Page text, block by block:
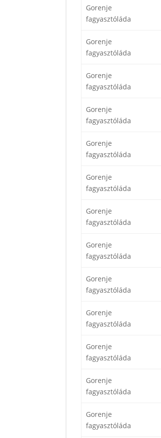
Gorenje
fagyasztóláda
Gorenje
fagyasztóláda
Gorenje
fagyasztóláda
Gorenje
fagyasztóláda
Gorenje
fagyasztóláda
Gorenje
fagyasztóláda
Gorenje
fagyasztóláda
Gorenje
fagyasztóláda
Gorenje
fagyasztóláda
Gorenje
fagyasztóláda
Gorenje
fagyasztóláda
Gorenje
fagyasztóláda
Gorenje
fagyasztóláda